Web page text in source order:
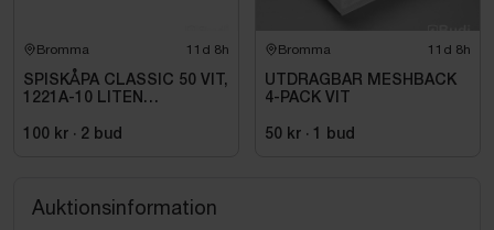
Bromma 11d 8h
SPISKÅPA CLASSIC 50 VIT,
1221A-10 LITEN
100 kr · 2 bud
Bromma 11d 8h
UTDRAGBAR MESHBACK
4-PACK VIT
50 kr · 1 bud
Auktionsinformation